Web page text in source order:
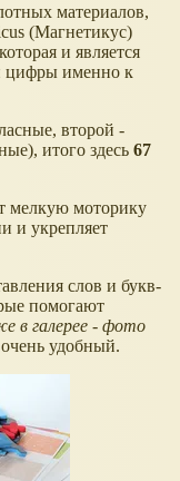
материалов,
(Магнетикус)
и является
цифры именно к
второй -
итого здесь 67
мелкую моторику
и укрепляет
слов и букв-
помогают
в галерее - фото
удобный.